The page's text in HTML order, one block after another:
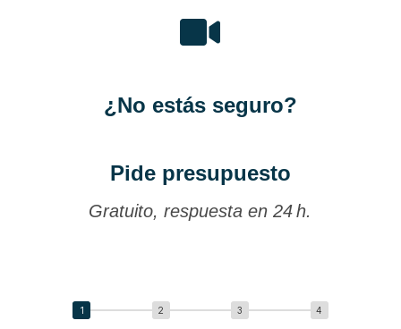

¿No estás seguro?
Pide presupuesto
Gratuito, respuesta en 24 h.